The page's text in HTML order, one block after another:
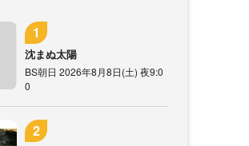
沈まぬ太陽
BS朝日 2026年8月8日(土) 夜9:0
0